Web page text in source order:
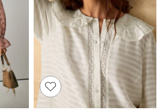
Dresses
Holiday Shop
Jeans
Jumpsuits & Playsuits
All Girl's New In
Kid's Top Picks
Top & Bottom Sets
Summer Dresses
Polka Dots